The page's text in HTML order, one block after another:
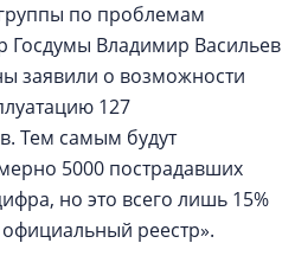
по проблемам
Госдумы Владимир Васильев
заявили о возможности
127
Тем самым будут
5000 пострадавших
но это всего лишь 15%
реестр».